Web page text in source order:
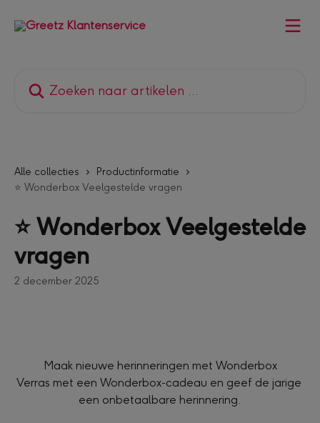
Alle collecties
Productinformatie
⭐ Wonderbox Veelgestelde vragen
⭐ Wonderbox Veelgestelde
vragen
2 december 2025
Maak nieuwe herinneringen met Wonderbox
Verras met een Wonderbox-cadeau en geef de jarige
een onbetaalbare herinnering.